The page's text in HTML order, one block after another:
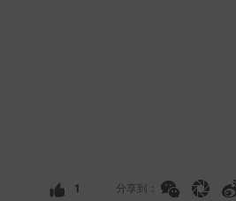
1 分享到：